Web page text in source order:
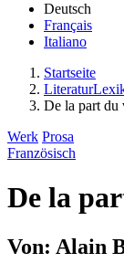
Deutsch
Français
Italiano
Startseite
De la part du
Werk Prosa
Französisch
De la
Von: Alain